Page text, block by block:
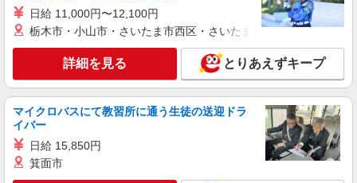
日給 11,000円〜12,100円
栃木市・小山市・さいたま市西区・さいたま市岩槻区・久喜市・
詳細を見る とりあえずキープ
マイクロバスにて教習所に通う生徒の送迎ドラ
イバー
日給 15,850円
箕面市